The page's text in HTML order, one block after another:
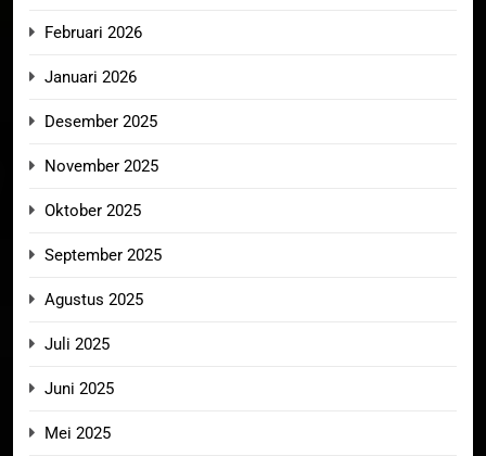
Februari 2026
Januari 2026
Desember 2025
November 2025
Oktober 2025
September 2025
Agustus 2025
Juli 2025
Juni 2025
Mei 2025